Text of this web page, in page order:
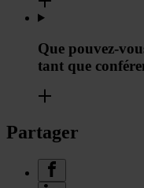
Que pouvez-
tant que
Partager